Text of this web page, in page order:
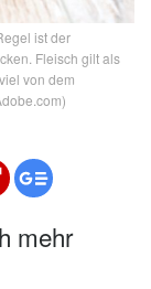
ist der
Fleisch gilt als
von dem
mehr